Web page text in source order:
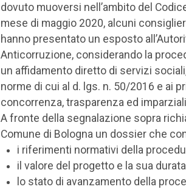
dovuto muoversi nell’ambito del
mese di maggio 2020, alcuni
hanno presentato un esposto
Anticorruzione, considerando la
un affidamento diretto di servizi
norme di cui al d. lgs. n. 50/2016 e ai
concorrenza, trasparenza ed
A fronte della segnalazione sopra
Comune di Bologna un dossier che
i riferimenti normativi della
il valore del progetto e la sua
lo stato di avanzamento della